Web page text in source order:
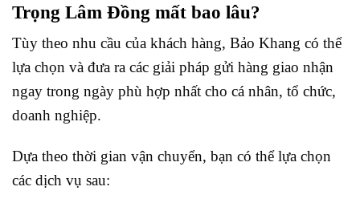
Trọng Lâm Đồng mất bao lâu?
Tùy theo nhu cầu của khách hàng, Bảo Khang có thể
lựa chọn và đưa ra các giải pháp gửi hàng giao nhận
ngay trong ngày phù hợp nhất cho cá nhân, tổ chức,
doanh nghiệp.
Dựa theo thời gian vận chuyển, bạn có thể lựa chọn
các dịch vụ sau: